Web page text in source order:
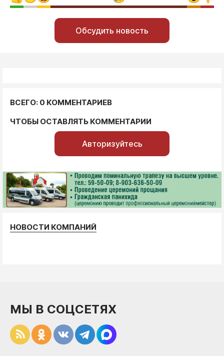
Обсудить новость
ВСЕГО: 0 КОММЕНТАРИЕВ
ЧТОБЫ ОСТАВЛЯТЬ КОММЕНТАРИИ
Авторизуйтесь
НОВОСТИ КОМПАНИЙ
МЫ В СОЦСЕТЯХ